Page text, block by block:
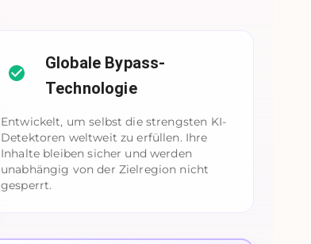
Globale Bypass-
Technologie
Entwickelt, um selbst die strengsten KI-
Detektoren weltweit zu erfüllen. Ihre
Inhalte bleiben sicher und werden
unabhängig von der Zielregion nicht
gesperrt.